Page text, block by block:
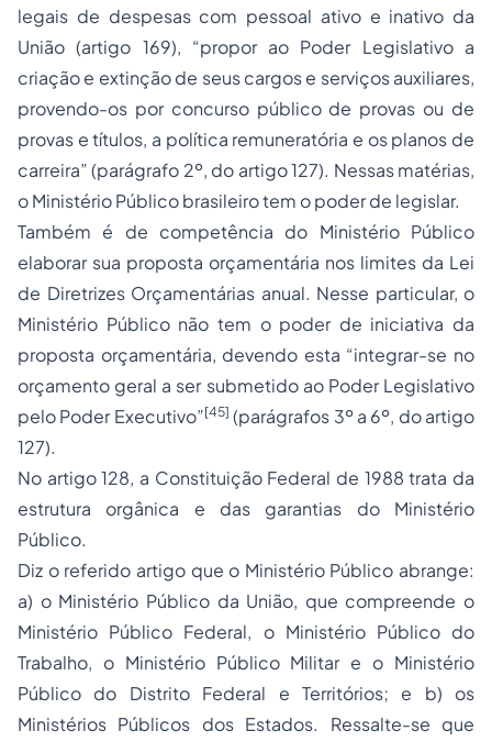
legais de despesas com pessoal ativo e inativo da
União (artigo 169), “propor ao Poder Legislativo a
criação e extinção de seus cargos e serviços auxiliares,
provendo-os por concurso público de provas ou de
provas e títulos, a política remuneratória e os planos de
carreira” (parágrafo 2º, do artigo 127). Nessas matérias,
o Ministério Público brasileiro tem o poder de legislar.
Também é de competência do Ministério Público
elaborar sua proposta orçamentária nos limites da Lei
de Diretrizes Orçamentárias anual. Nesse particular, o
Ministério Público não tem o poder de iniciativa da
proposta orçamentária, devendo esta “integrar-se no
orçamento geral a ser submetido ao Poder Legislativo
pelo Poder Executivo”[45] (parágrafos 3º a 6º, do artigo
127).
No artigo 128, a Constituição Federal de 1988 trata da
estrutura orgânica e das garantias do Ministério
Público.
Diz o referido artigo que o Ministério Público abrange:
a) o Ministério Público da União, que compreende o
Ministério Público Federal, o Ministério Público do
Trabalho, o Ministério Público Militar e o Ministério
Público do Distrito Federal e Territórios; e b) os
Ministérios Públicos dos Estados. Ressalte-se que